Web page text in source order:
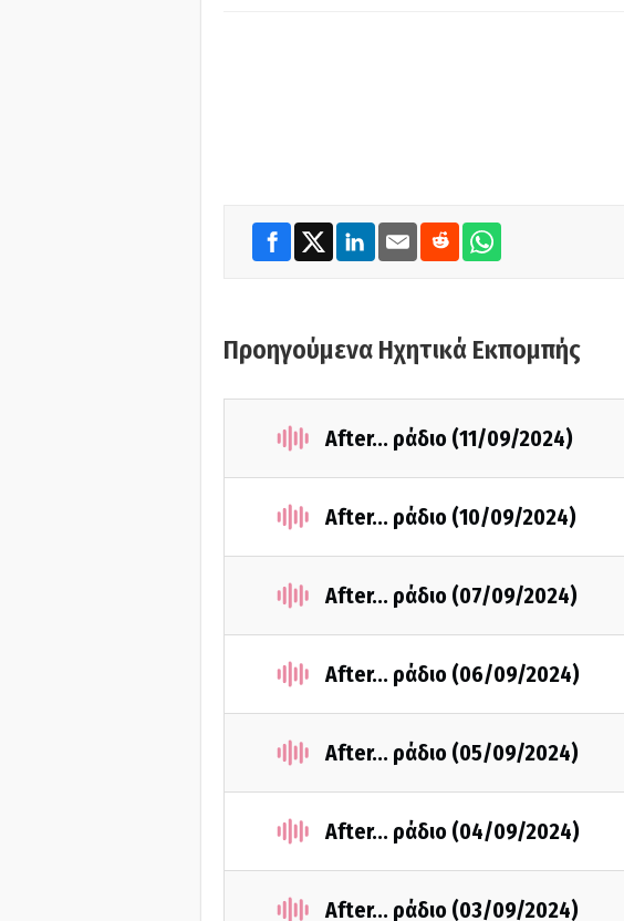
Προηγούμενα Ηχητικά Εκπομπής
After... ράδιο (11/09/2024)
After... ράδιο (10/09/2024)
After... ράδιο (07/09/2024)
After... ράδιο (06/09/2024)
After... ράδιο (05/09/2024)
After... ράδιο (04/09/2024)
After... ράδιο (03/09/2024)